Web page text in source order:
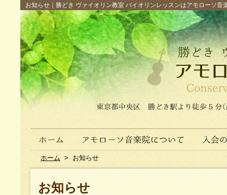
お知らせ｜勝どき ヴァイオリン教室 バイオリンレッスンはアモローソ
ホーム > お知らせ
お知らせ